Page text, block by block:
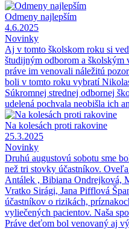
Odmeny najlepším
4.6.2025
Novinky
Aj v tomto školskom roku si
študijným odborom a školským
práve im venovali náležitú
boli v tomto roku vybratí
Súkromnej strednej odbornej
udelená pochvala neobišla ich
Na kolesách proti rakovine
25.3.2025
Novinky
Druhú augustovú sobotu sme
než tri stovky účastníkov.
Antálek , Bibiana Ondrejková,
Vratko Sirági, Jana Pifflová
účastníkov o rizikách,
vyliečených pacientov. Naša
Práve deťom bol venovaný aj